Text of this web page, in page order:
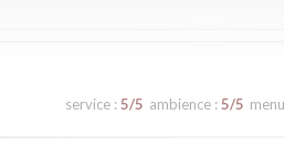
service : 5/5 ambience : 5/5 menu